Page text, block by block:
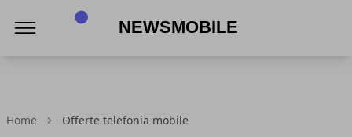
Home Offerte telefonia mobile